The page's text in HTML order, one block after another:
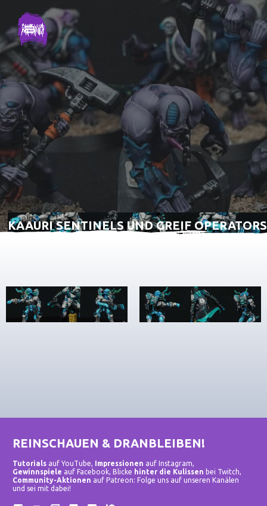
KAAURI SENTINELS UND GREIF OPERATORS
REINSCHAUEN & DRANBLEIBEN!
Tutorials auf YouTube, Impressionen auf Instagram,
Gewinnspiele auf Facebook, Blicke hinter die Kulissen bei Twitch,
Community-Aktionen auf Patreon: Folge uns auf unseren Kanälen
und sei mit dabei!